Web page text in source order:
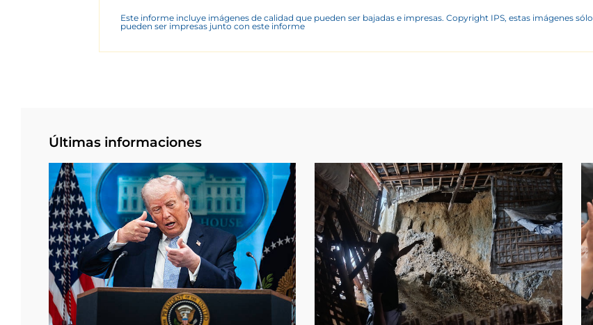
Este informe incluye imágenes de calidad que pueden ser bajadas e impresas. Copyright IPS, estas imágenes sólo
pueden ser impresas junto con este informe
Últimas informaciones